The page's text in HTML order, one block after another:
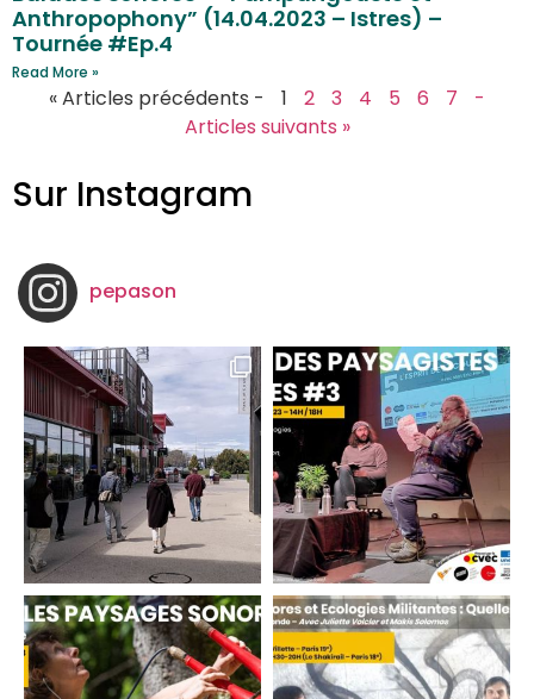
Anthropophony” (14.04.2023 – Istres) –
Tournée #Ep.4
Read More »
« Articles précédents - 1 2 3 4 5 6 7
-
Articles suivants »
Sur Instagram
pepason